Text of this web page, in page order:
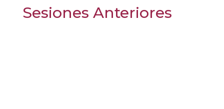
Sesiones Anteriores